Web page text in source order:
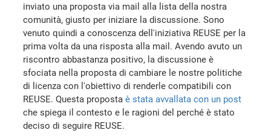
inviato una proposta via mail alla lista della nostra
comunità, giusto per iniziare la discussione. Sono
venuto quindi a conoscenza dell'iniziativa REUSE per la
prima volta da una risposta alla mail. Avendo avuto un
riscontro abbastanza positivo, la discussione è
sfociata nella proposta di cambiare le nostre politiche
di licenza con l'obiettivo di renderle compatibili con
REUSE. Questa propostaè stata avvallata con un post
che spiega il contesto e le ragioni del perché è stato
deciso di seguire REUSE.